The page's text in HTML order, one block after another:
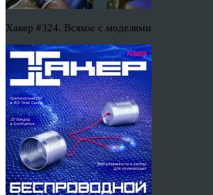
Хакер #324. Всякое с моделями